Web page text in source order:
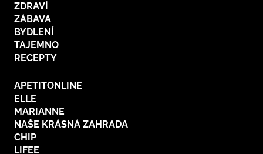
ZDRAVÍ
ZÁBAVA
BYDLENÍ
TAJEMNO
RECEPTY
APETITONLINE
ELLE
MARIANNE
NAŠE KRÁSNÁ ZAHRADA
CHIP
LIFEE